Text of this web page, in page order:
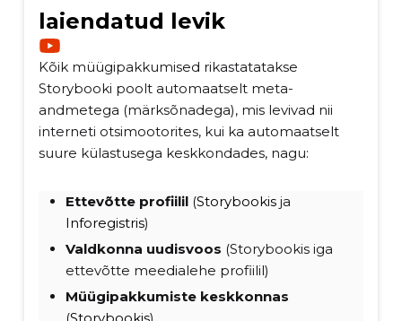
laiendatud levik
Kõik müügipakkumised rikastatatakse
Storybooki poolt automaatselt meta-
andmetega (märksõnadega), mis levivad nii
interneti otsimootorites, kui ka automaatselt
suure külastusega keskkondades, nagu:
Ettevõtte profiilil (Storybookis ja
Inforegistris)
Valdkonna uudisvoos (Storybookis iga
ettevõtte meedialehe profiilil)
Müügipakkumiste keskkonnas